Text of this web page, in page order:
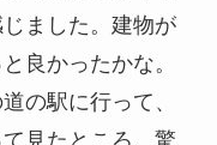
ました。建物が
良かったかな。
の駅に行って、
見たところ、驚